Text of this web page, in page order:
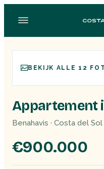
BEKIJK ALLE 12
Appartement
Benahavis · Costa del Sol
€900.000